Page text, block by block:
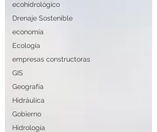
ecohidrológico
Drenaje Sostenible
economía
Ecología
empresas constructoras
GIS
Geografía
Hidráulica
Gobierno
Hidrología